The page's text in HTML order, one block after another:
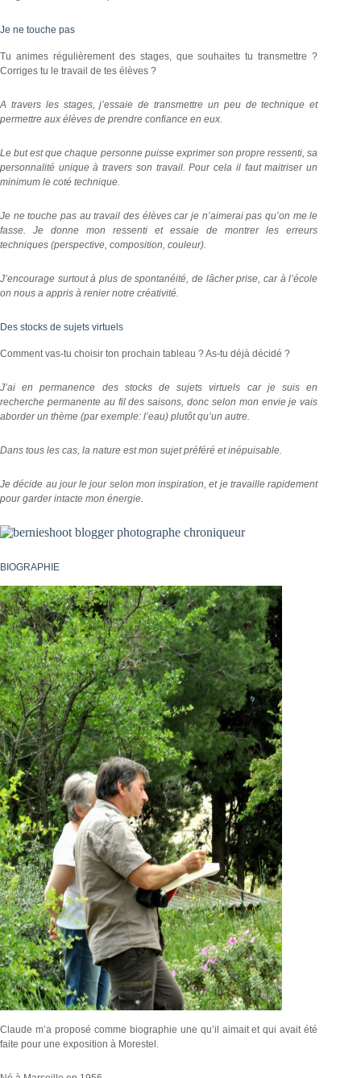
Je ne touche pas
Tu animes régulièrement des stages, que souhaites tu transmettre ?
Corriges tu le travail de tes élèves ?
A travers les stages, j’essaie de transmettre un peu de technique et
permettre aux élèves de prendre confiance en eux.
Le but est que chaque personne puisse exprimer son propre ressenti, sa
personnalité unique à travers son travail. Pour cela il faut maitriser un
minimum le coté technique.
Je ne touche pas au travail des élèves car je n’aimerai pas qu’on me le
fasse. Je donne mon ressenti et essaie de montrer les erreurs
techniques (perspective, composition, couleur).
J’encourage surtout à plus de spontanéité, de lâcher prise, car à l’école
on nous a appris à renier notre créativité.
Des stocks de sujets virtuels
Comment vas-tu choisir ton prochain tableau ? As-tu déjà décidé ?
J’ai en permanence des stocks de sujets virtuels car je suis en
recherche permanente au fil des saisons, donc selon mon envie je vais
aborder un thème (par exemple: l’eau) plutôt qu’un autre.
Dans tous les cas, la nature est mon sujet préféré et inépuisable.
Je décide au jour le jour selon mon inspiration, et je travaille rapidement
pour garder intacte mon énergie.
BIOGRAPHIE
Claude m’a proposé comme biographie une qu’il aimait et qui avait été
faite pour une exposition à Morestel.